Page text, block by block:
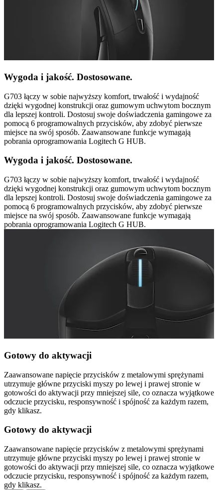
Wygoda i jakość. Dostosowane.
G703 łączy w sobie najwyższy komfort, trwałość i wydajność
dzięki wygodnej konstrukcji oraz gumowym uchwytom bocznym
dla lepszej kontroli. Dostosuj swoje doświadczenia gamingowe za
pomocą 6 programowalnych przycisków, aby zdobyć pierwsze
miejsce na swój sposób. Zaawansowane funkcje wymagają
pobrania oprogramowania Logitech G HUB.
Wygoda i jakość. Dostosowane.
G703 łączy w sobie najwyższy komfort, trwałość i wydajność
dzięki wygodnej konstrukcji oraz gumowym uchwytom bocznym
dla lepszej kontroli. Dostosuj swoje doświadczenia gamingowe za
pomocą 6 programowalnych przycisków, aby zdobyć pierwsze
miejsce na swój sposób. Zaawansowane funkcje wymagają
pobrania oprogramowania Logitech G HUB.
Gotowy do aktywacji
Zaawansowane napięcie przycisków z metalowymi sprężynami
utrzymuje główne przyciski myszy po lewej i prawej stronie w
gotowości do aktywacji przy mniejszej sile, co oznacza wyjątkowe
odczucie przycisku, responsywność i spójność za każdym razem,
gdy klikasz.
Gotowy do aktywacji
Zaawansowane napięcie przycisków z metalowymi sprężynami
utrzymuje główne przyciski myszy po lewej i prawej stronie w
gotowości do aktywacji przy mniejszej sile, co oznacza wyjątkowe
odczucie przycisku, responsywność i spójność za każdym razem,
gdy klikasz.